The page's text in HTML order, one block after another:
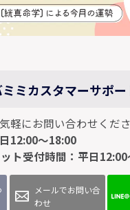
ミミカスタマーサポー
軽にお問い合わせくださ
12:00～18:00
ト受付時間：平日
メールでお問い合
わせ